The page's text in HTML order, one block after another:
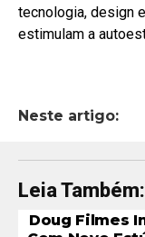
tecnologia, design
estimulam a
Neste artigo:
Leia Também:
Doug Filmes